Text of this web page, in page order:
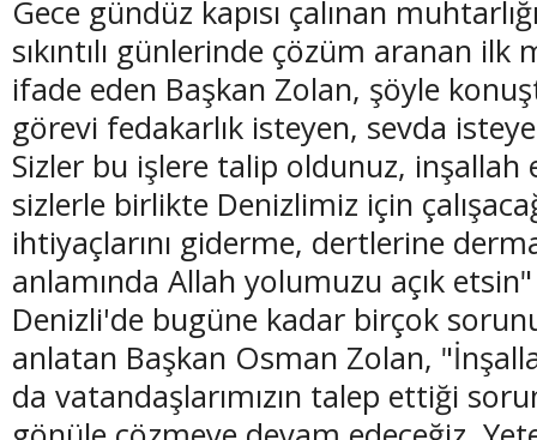
Gece gündüz kapısı çalınan
sıkıntılı günlerinde çözüm aranan
ifade eden Başkan Zolan, şöyle
görevi fedakarlık isteyen, sevda
Sizler bu işlere talip oldunuz, inşallah
sizlerle birlikte Denizlimiz için
ihtiyaçlarını giderme, dertlerine
anlamında Allah yolumuzu açık
Denizli'de bugüne kadar birçok
anlatan Başkan Osman Zolan,
da vatandaşlarımızın talep ettiği